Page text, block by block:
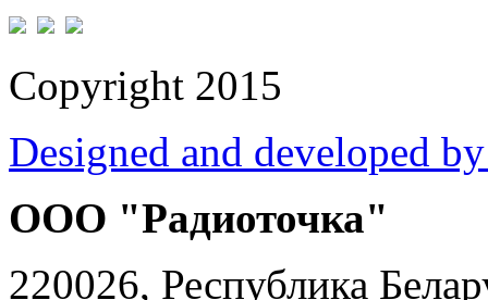
Copyright 2015
Designed and developed
ООО "Радиоточка"
220026, Республика